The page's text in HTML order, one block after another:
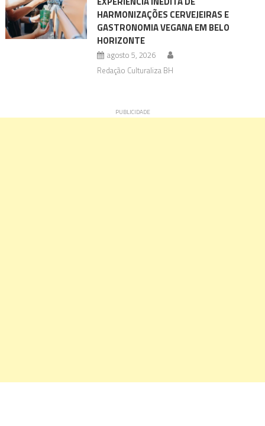
HARMONIZAÇÕES CERVEJEIRAS E
GASTRONOMIA VEGANA EM BELO
HORIZONTE
agosto 5, 2026
Redação Culturaliza BH